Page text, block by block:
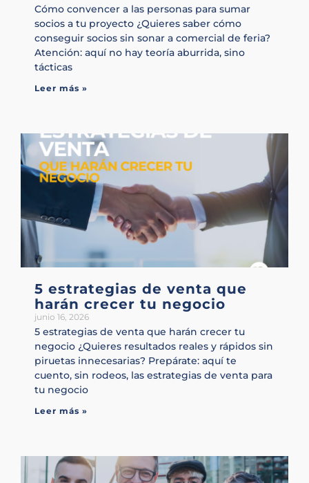
Cómo convencer a las personas para sumar
socios a tu proyecto ¿Quieres saber cómo
conseguir socios sin sonar a comercial de feria?
Atención: aquí no hay teoría aburrida, sino
tácticas
Leer más »
5 estrategias de venta que
harán crecer tu negocio
junio 16, 2026
5 estrategias de venta que harán crecer tu
negocio ¿Quieres resultados reales y rápidos sin
piruetas innecesarias? Prepárate: aquí te
cuento, sin rodeos, las estrategias de venta para
tu negocio
Leer más »